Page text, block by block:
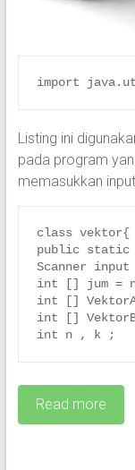
import
Listing ini
pada program
memasukkan input.
class vektor{
public static
Scanner input
int [] jum =
int []
int []
int n , k ;
Read more